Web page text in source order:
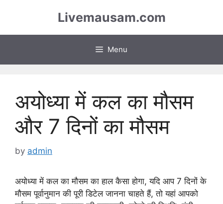
Livemausam.com
Menu
अयोध्या में कल का मौसम
और 7 दिनों का मौसम
by admin
अयोध्या में कल का मौसम का हाल कैसा होगा, यदि आप 7 दिनों के
मौसम पूर्वानुमान की पूरी डिटेल जानना चाहते हैं, तो यहां आपको